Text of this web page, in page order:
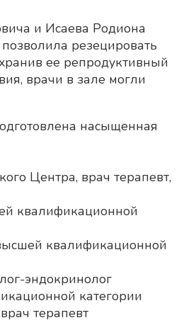
и Исаева Родиона
резецировать
ее репродуктивный
врачи в зале могли
насыщенная
Центра, врач терапевт,
квалификационной
квалификационной
эндокринолог
категории
терапевт